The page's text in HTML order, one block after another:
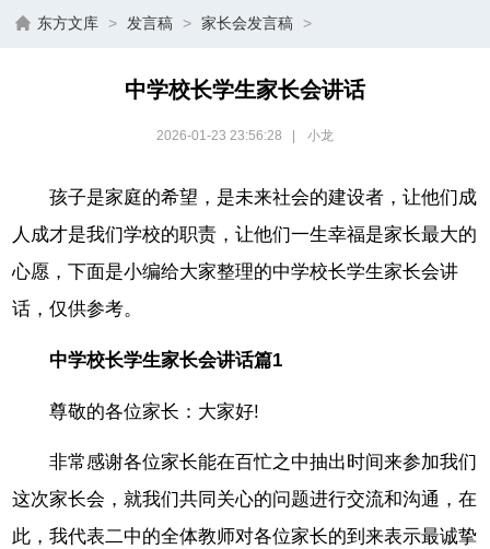
东方文库 > 发言稿 > 家长会发言稿 >
中学校长学生家长会讲话
2026-01-23 23:56:28 小龙
孩子是家庭的希望，是未来社会的建设者，让他们成
人成才是我们学校的职责，让他们一生幸福是家长最大的
心愿，下面是小编给大家整理的中学校长学生家长会讲
话，仅供参考。
中学校长学生家长会讲话篇1
尊敬的各位家长：大家好!
非常感谢各位家长能在百忙之中抽出时间来参加我们
这次家长会，就我们共同关心的问题进行交流和沟通，在
此，我代表二中的全体教师对各位家长的到来表示最诚挚